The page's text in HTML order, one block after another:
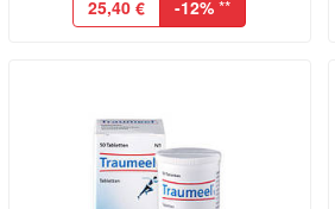
25,40 € -12% **